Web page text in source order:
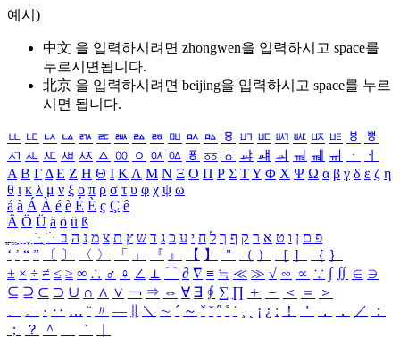
예시)
中文 을 입력하시려면 zhongwen을 입력하시고 space를
누르시면됩니다.
北京 을 입력하시려면 beijing을 입력하시고 space를 누르
시면 됩니다.
ㅥ ㅦ ㅧ ㅨ ㅩ ㅪ ㅫ ㅬ ㅭ ㅮ ㅯ ㅰ ㅱ ㅲ ㅳ ㅴ ㅵ ㅶ ㅷ ㅸ
ㅹ
ㅺ ㅻ ㅼ ㅽ ㅾ ㅿ ㆀ ㆁ ㆂ ㆃ ㆄ ㆅ ㆆ ㆇ ㆈ ㆉ ㆊ ㆋ ㆌ ㆍ
ㆎ
Α Β ΓΔ Ε Ζ Η Θ Ι ΚΛ Μ Ν Ξ Ο Π Ρ Σ ΤΥ Φ Χ Ψ Ω α β γ δ ε ζ η
θ ι κ λ μ ν ξ ο π ρ σ τ υ φ χ ψ ω
á à Á À é è É È ç Ç ê
Ä Ö Ü ä ö ü ß
ִֶֹ ֻּ ׁׂ פ ם ן ו ט א ר ק ף ך ל ח י ע כ ג ד ש ץ ת צ מ נ ה ב
‘ ’ “ ” 〔 〕 〈 〉 「 」 『 』 【 】 ＂ （ ） ［ ］ ｛ ｝
± × ÷ ≠ ≤ ≥ ∞ ∴ ♂ ♀ ∠ ⊥ ⌒ ∂ ∇ ≡ ≒ ≪ ≫ √ ∽ ∝ ∵ ∫ ∬ ∈ ∋
⊆ ⊇ ⊂ ⊃ ∪ ∩ ∧ ∨ ￢ ⇒ ⇔ ∀ ∃ ∮ ∑ ∏ ＋ － ＜ ＝
＞
、
。 · ‥ … ¨ 〃 ― ＼ ∼ ´ ～ ˇ ˘ ˝ ˚ ˙ ¸ ¡ ¿ ː ！ ＇ ， ． ／
：
；
？ ＾ ｀